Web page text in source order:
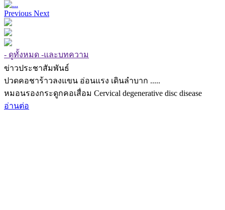
Previous Next
- ดูทั้งหมด -และบทความ
ข่าวประชาสัมพันธ์
ปวดคอชาร้าวลงแขน อ่อนแรง เดินลำบาก .....
หมอนรองกระดูกคอเสื่อม Cervical degenerative disc disease
อ่านต่อ